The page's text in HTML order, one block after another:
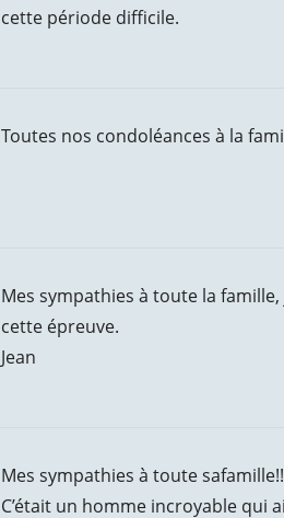
cette période difficile.
Toutes nos condoléances à la
Mes sympathies à toute la
cette épreuve.
Jean
Mes sympathies à toute
C’était un homme incroyable qui